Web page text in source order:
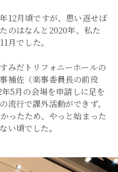
12月頃ですが、思い返せば
のはなんと2020年、私た
月でした。
みだトリフォニーホールの
補佐（楽事委員長の前役
5月の会場を申請しに足を
流行で課外活動ができず、
ったため、やっと始まった
い頃でした。